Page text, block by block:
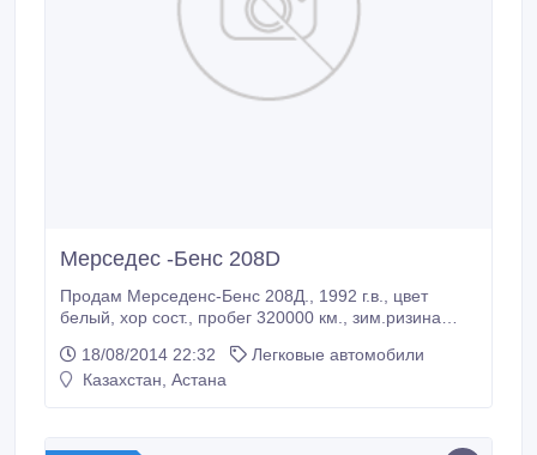
Мерседес -Бенс 208D
Продам Мерседенс-Бенс 208Д., 1992 г.в., цвет
белый, хор сост., пробег 320000 км., зим.ризина
Машина в рабочем состоянии, Снята с учёта..
18/08/2014 22:32
Легковые автомобили
Казахстан, Астана